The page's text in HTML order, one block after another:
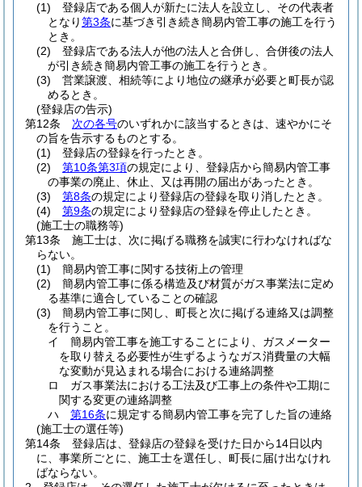
(1)
登録店である個人が新たに法人を設立し、その代表者
となり第3条に基づき引き続き簡易内管工事の施工を行う
とき。
(2)
登録店である法人が他の法人と合併し、合併後の法人
が引き続き簡易内管工事の施工を行うとき。
(3)
営業譲渡、相続等により地位の継承が必要と町長が認
めるとき。
(登録店の告示)
第12条
次の各号のいずれかに該当するときは、速やかにそ
の旨を告示するものとする。
(1)
登録店の登録を行ったとき。
(2)
第10条第3項の規定により、登録店から簡易内管工事
の事業の廃止、休止、又は再開の届出があったとき。
(3)
第8条の規定により登録店の登録を取り消したとき。
(4)
第9条の規定により登録店の登録を停止したとき。
(施工士の職務等)
第13条
施工士は、次に掲げる職務を誠実に行わなければな
らない。
(1)
簡易内管工事に関する技術上の管理
(2)
簡易内管工事に係る構造及び材質がガス事業法に定め
る基準に適合していることの確認
(3)
簡易内管工事に関し、町長と次に掲げる連絡又は調整
を行うこと。
イ
簡易内管工事を施工することにより、ガスメーター
を取り替える必要性が生ずるようなガス消費量の大幅
な変動が見込まれる場合における連絡調整
ロ
ガス事業法における工法及び工事上の条件や工期に
関する変更の連絡調整
ハ
第16条に規定する簡易内管工事を完了した旨の連絡
(施工士の選任等)
第14条
登録店は、登録店の登録を受けた日から14日以内
に、事業所ごとに、施工士を選任し、町長に届け出なけれ
ばならない。